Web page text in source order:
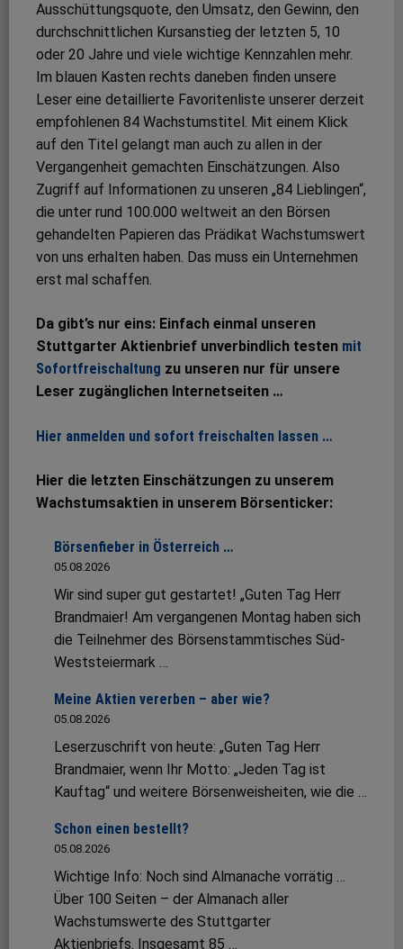
Ausschüttungsquote, den Umsatz, den Gewinn, den
durchschnittlichen Kursanstieg der letzten 5, 10
oder 20 Jahre und viele wichtige Kennzahlen mehr.
Im blauen Kasten rechts daneben finden unsere
Leser eine detaillierte Favoritenliste unserer derzeit
empfohlenen 84 Wachstumstitel. Mit einem Klick
auf den Titel gelangt man auch zu allen in der
Vergangenheit gemachten Einschätzungen. Also
Zugriff auf Informationen zu unseren „84 Lieblingen“,
die unter rund 100.000 weltweit an den Börsen
gehandelten Papieren das Prädikat Wachstumswert
von uns erhalten haben. Das muss ein Unternehmen
erst mal schaffen.
Da gibt’s nur eins: Einfach einmal unseren
Stuttgarter Aktienbrief unverbindlich testen mit
Sofortfreischaltung zu unseren nur für unsere
Leser zugänglichen Internetseiten …
Hier anmelden und sofort freischalten lassen …
Hier die letzten Einschätzungen zu unserem
Wachstumsaktien in unserem Börsenticker:
Börsenfieber in Österreich …
05.08.2026
Wir sind super gut gestartet! „Guten Tag Herr
Brandmaier! Am vergangenen Montag haben sich
die Teilnehmer des Börsenstammtisches Süd-
Weststeiermark …
Meine Aktien vererben – aber wie?
05.08.2026
Leserzuschrift von heute: „Guten Tag Herr
Brandmaier, wenn Ihr Motto: „Jeden Tag ist
Kauftag“ und weitere Börsenweisheiten, wie die …
Schon einen bestellt?
05.08.2026
Wichtige Info: Noch sind Almanache vorrätig …
Über 100 Seiten – der Almanach aller
Wachstumswerte des Stuttgarter
Aktienbriefs. Insgesamt 85 …